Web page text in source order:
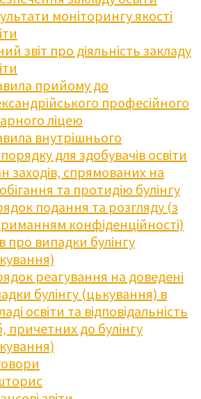
моніторингу якості
звіт про діяльність закладу
прийому до
професійного
ліцею
внутрішнього
для здобувачів освіти
заходів, спрямованих на
та протидію булінгу
подання та розгляду (з
конфіденційності)
про випадки булінгу
реагування на доведені
булінгу (цькування) в
освіти та відповідальність
причетних до булінгу